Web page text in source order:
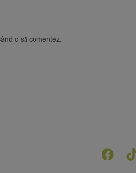
o să comentez.